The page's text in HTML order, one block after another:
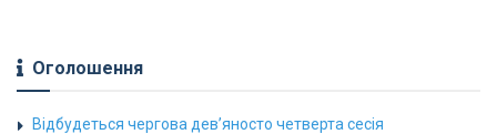
Оголошення
Відбудеться чергова дев’яносто четверта сесія